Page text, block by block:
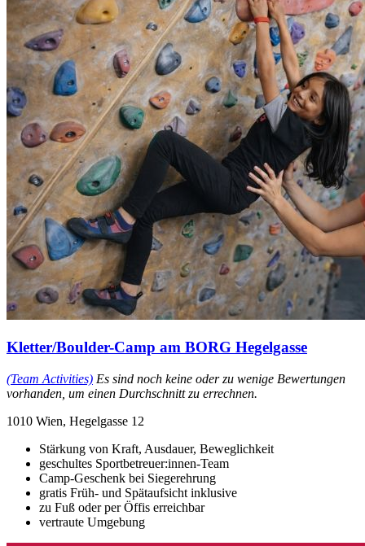
Kletter/Boulder-Camp am BORG Hegelgasse
(Team Activities) Es sind noch keine oder zu wenige Bewertungen
vorhanden, um einen Durchschnitt zu errechnen.
1010 Wien, Hegelgasse 12
Stärkung von Kraft, Ausdauer, Beweglichkeit
geschultes Sportbetreuer:innen-Team
Camp-Geschenk bei Siegerehrung
gratis Früh- und Spätaufsicht inklusive
zu Fuß oder per Öffis erreichbar
vertraute Umgebung